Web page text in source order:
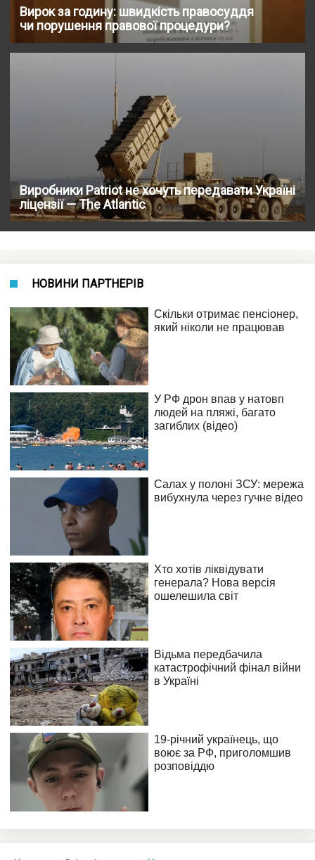
Вирок за годину: швидкість правосуддя
чи порушення правової процедури?
Виробники Patriot не хочуть передавати Україні
ліцензії — The Atlantic
НОВИНИ ПАРТНЕРІВ